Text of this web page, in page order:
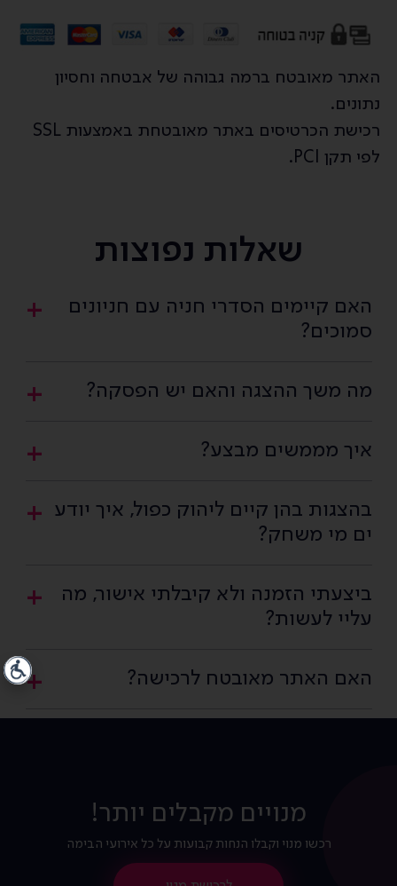
האתר מאובטח ברמה גבוהה של אבטחה וחסיון
נתונים.
רכישת הכרטיסים באתר מאובטחת באמצעות SSL
לפי תקן PCI.
שאלות נפוצות
האם קיימים הסדרי חניה עם חניונים
סמוכים?
מה משך ההצגה והאם יש הפסקה?
איך מממשים מבצע?
בהצגות בהן קיים ליהוק כפול, איך יודע
ים מי משחק?
ביצעתי הזמנה ולא קיבלתי אישור, מה
עליי לעשות?
האם האתר מאובטח לרכישה?
מנויים מקבלים יותר!
רכשו מנוי וקבלו הנחות קבועות על כל אירועי הבימה